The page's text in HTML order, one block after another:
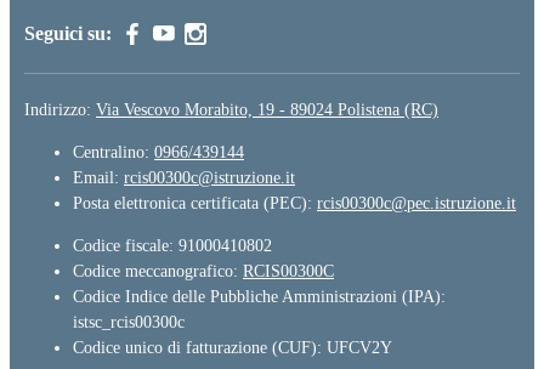
Seguici su:
Indirizzo: Via Vescovo Morabito, 19 - 89024 Polistena (RC)
Centralino: 0966/439144
Email: rcis00300c@istruzione.it
Posta elettronica certificata (PEC): rcis00300c@pec.istruzione.it
Codice fiscale: 91000410802
Codice meccanografico: RCIS00300C
Codice Indice delle Pubbliche Amministrazioni (IPA):
istsc_rcis00300c
Codice unico di fatturazione (CUF): UFCV2Y